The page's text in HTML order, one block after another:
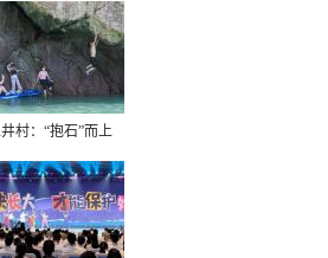
村：“抱石”而上